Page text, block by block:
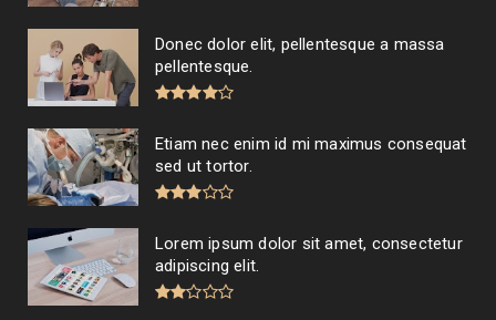
Donec dolor elit, pellentesque a massa
pellentesque.
Etiam nec enim id mi maximus consequat
sed ut tortor.
Lorem ipsum dolor sit amet, consectetur
adipiscing elit.